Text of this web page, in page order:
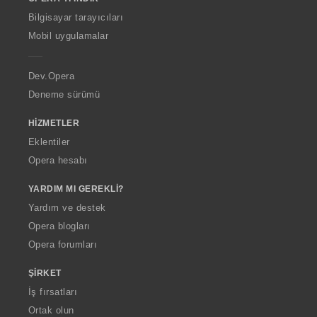
O
p
a
Bilgisayar tarayıcıları
Mobil uygulamalar
Dev.Opera
Deneme sürümü
HIZMETLER
Eklentiler
Opera hesabı
YARDIM MI GEREKLI?
Yardım ve destek
Opera blogları
Opera forumları
ŞIRKET
İş fırsatları
Ortak olun